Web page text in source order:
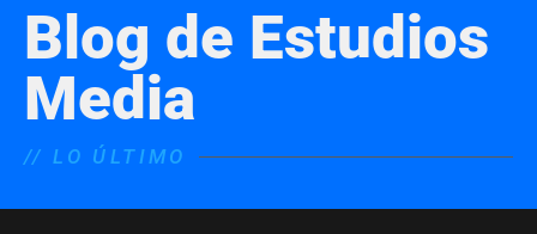
Blog de Estudios
Media
// LO ÚLTIMO